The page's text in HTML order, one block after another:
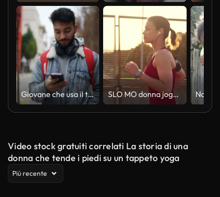
Giovane che usa il telefono cellulare mentre cammina in strada. SLO MO donna jogging attraverso un cavalcavia dell'autostrada al tramonto
Video stock gratuiti correlati La storia di una
donna che tende i piedi su un tappeto yoga
Più recente